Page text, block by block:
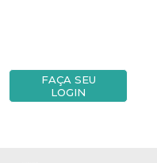
FAÇA SEU
LOGIN